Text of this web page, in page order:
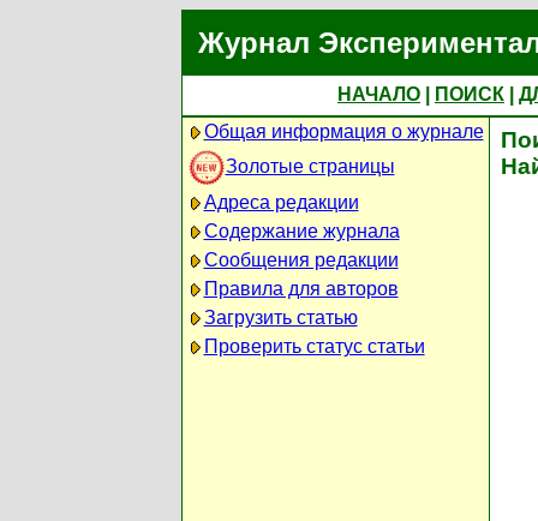
Журнал
НАЧАЛО ПОИСК
Общая информация о журнале
Золотые страницы
Адреса редакции
Содержание журнала
Сообщения редакции
Правила для авторов
Загрузить статью
Проверить статус статьи